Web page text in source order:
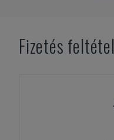
Fizetés